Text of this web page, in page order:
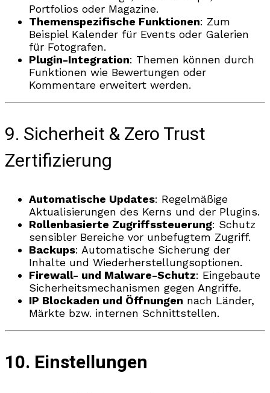
Portfolios oder Magazine.
Themenspezifische Funktionen: Zum
Beispiel Kalender für Events oder Galerien
für Fotografen.
Plugin-Integration: Themen können durch
Funktionen wie Bewertungen oder
Kommentare erweitert werden.
9. Sicherheit & Zero Trust
Zertifizierung
Automatische Updates: Regelmäßige
Aktualisierungen des Kerns und der Plugins.
Rollenbasierte Zugriffssteuerung: Schutz
sensibler Bereiche vor unbefugtem Zugriff.
Backups: Automatische Sicherung der
Inhalte und Wiederherstellungsoptionen.
Firewall- und Malware-Schutz: Eingebaute
Sicherheitsmechanismen gegen Angriffe.
IP Blockaden und Öffnungen nach Länder,
Märkte bzw. internen Schnittstellen.
10. Einstellungen